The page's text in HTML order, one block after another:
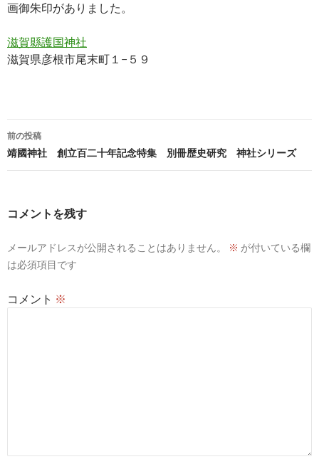
画御朱印がありました。
滋賀縣護国神社
滋賀県彦根市尾末町１−５９
投
稿
ビ
ー
ョ
前の投稿
靖國神社 創立百二十年記念特集 別冊歴史研究 神社シリーズ
コメントを残す
メールアドレスが公開されることはありません。 ※ が付いている欄
は必須項目です
コメント ※